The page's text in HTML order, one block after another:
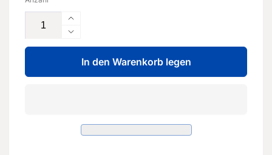
Erhöhe
die
Menge
für
Ölrohr
778
Verringere
die
Menge
für
145
778
In den Warenkorb legen